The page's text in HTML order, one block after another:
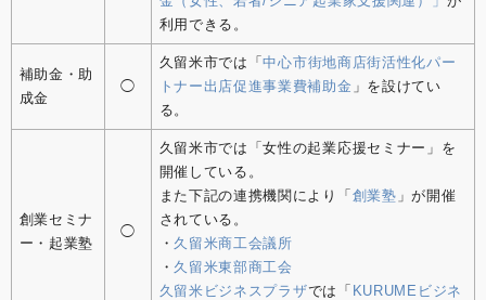
利用できる。
補助金・助
成金
◯
久留米市では「中心市街地商店街活性化パー
トナー出店促進事業費補助金 」を設けてい
る。
創業セミナ
ー・起業塾
◯
久留米市では「女性の起業応援セミナー」を
開催している。
また下記の連携機関により「創業塾 」が開催
されている。
・ 久留米商工会議所
・ 久留米東部商工会
久留米ビジネスプラザでは「 KURUMEビジネ